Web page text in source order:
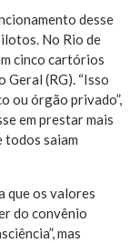
desse
No Rio de
cinco cartórios
Geral (RG). “Isso
ou órgão privado”,
em prestar mais
todos saiam
que os valores
do convênio
mas